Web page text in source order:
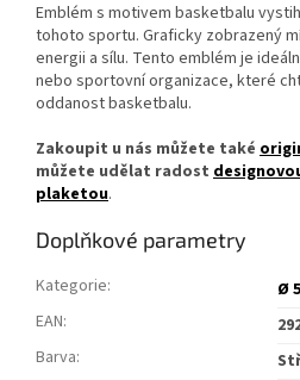
Emblém s motivem basketbalu
tohoto sportu. Graficky zobrazený
energii a sílu. Tento emblém je
nebo sportovní organizace, které
oddanost basketbalu.
Zakoupit u nás můžete také
můžete udělat radost
plaketou.
Doplňkové parametry
Kategorie:
Ø
EAN:
Barva: